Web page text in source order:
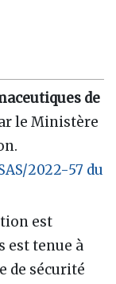
de
le Ministère
2022-57 du
est
est tenue à
de sécurité